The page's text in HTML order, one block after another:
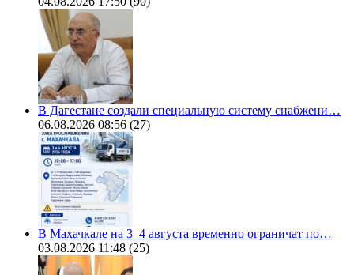
В Дагестане создали специальную систему снабжени…
06.08.2026 08:56 (27)
В Махачкале на 3–4 августа временно ограничат по…
03.08.2026 11:48 (25)